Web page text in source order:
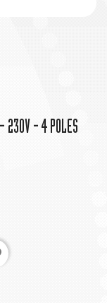
- 230V - 4 POLES